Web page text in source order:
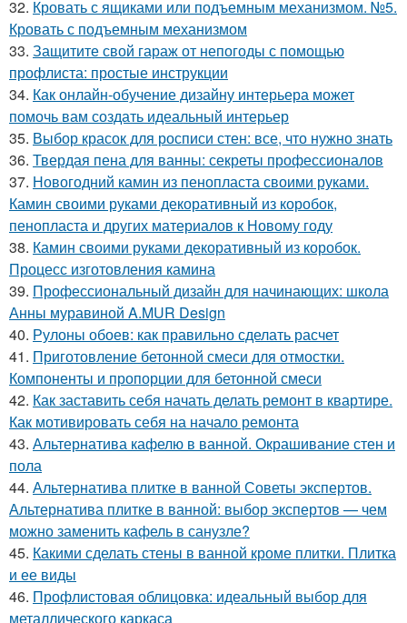
32. Кровать с ящиками или подъемным механизмом. №5.
Кровать с подъемным механизмом
33. Защитите свой гараж от непогоды с помощью
профлиста: простые инструкции
34. Как онлайн-обучение дизайну интерьера может
помочь вам создать идеальный интерьер
35. Выбор красок для росписи стен: все, что нужно знать
36. Твердая пена для ванны: секреты профессионалов
37. Новогодний камин из пенопласта своими руками.
Камин своими руками декоративный из коробок,
пенопласта и других материалов к Новому году
38. Камин своими руками декоративный из коробок.
Процесс изготовления камина
39. Профессиональный дизайн для начинающих: школа
Анны муравиной A.MUR Design
40. Рулоны обоев: как правильно сделать расчет
41. Приготовление бетонной смеси для отмостки.
Компоненты и пропорции для бетонной смеси
42. Как заставить себя начать делать ремонт в квартире.
Как мотивировать себя на начало ремонта
43. Альтернатива кафелю в ванной. Окрашивание стен и
пола
44. Альтернатива плитке в ванной Советы экспертов.
Альтернатива плитке в ванной: выбор экспертов — чем
можно заменить кафель в санузле?
45. Какими сделать стены в ванной кроме плитки. Плитка
и ее виды
46. Профлистовая облицовка: идеальный выбор для
металлического каркаса